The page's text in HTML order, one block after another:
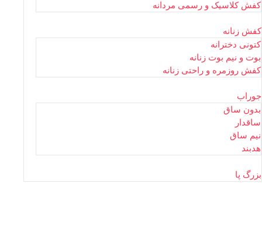
کفش کلاسیک و رسمی مردانه
کفش زنانه
کتونی دخترانه
بوت و نیم بوت زنانه
کفش روزمره و راحتی زنانه
جوراب
بدون ساق
ساقدار
نیم ساق
هدبند
بزرگ پا